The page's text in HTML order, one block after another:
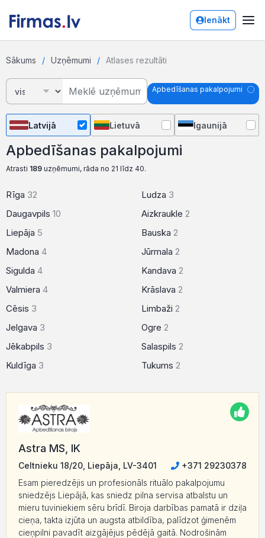
Ienākt
Sākums Uzņēmumi Atlases rezultāti
Apbedīšanas pakalpojumi
Latvijā Lietuvā Igaunijā
Apbedīšanas pakalpojumi
Atrasti 189 uzņēmumi, rāda no 21 līdz 40.
Rīga 32
Daugavpils 10
Liepāja 5
Madona 4
Sigulda 4
Valmiera 4
Cēsis 3
Jelgava 3
Jēkabpils 3
Kuldīga 3
Ludza 3
Aizkraukle 2
Bauska 2
Jūrmala 2
Kandava 2
Krāslava 2
Limbaži 2
Ogre 2
Salaspils 2
Tukums 2
Astra MS, IK
Celtnieku 18/20, Liepāja, LV-3401
+371 29230378
Esam pieredzējis un profesionāls rituālo pakalpojumu
sniedzējs Liepājā, kas sniedz pilna servisa atbalstu un
mieru tuviniekiem sēru brīdī. Biroja darbības pamatā ir dziļa
cieņa, takta izjūta un augsta atbildība, palīdzot ģimenēm
cieņpilni pavadīt aizgājējus pēdējā gaitā. Nodrošinām